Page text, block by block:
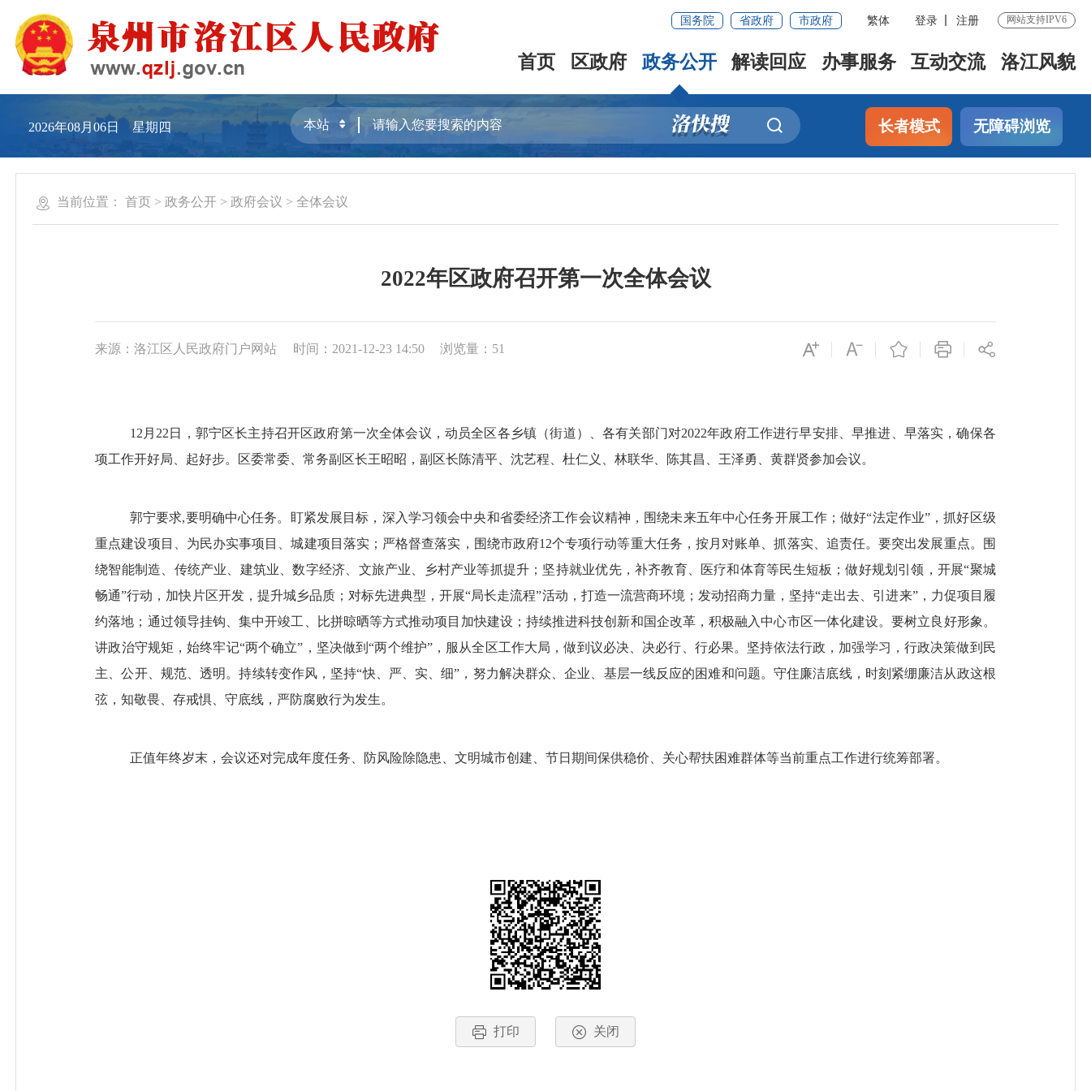
国务院 省政府 市政府 繁体 登录 注册 网站支持IPV6
首页 区政府 政务公开 解读回应 办事服务 互动交流 洛江风貌
2026年08月06日 星期四 长者模式 无障碍浏览
当前位置： 首页 >政务公开 >政府会议 >全体会议
2022年区政府召开第一次全体会议
来源：洛江区人民政府门户网站 时间：2021-12-23 14:50 浏览量： 51
12月22日， 郭宁区长主持召开区政府第一次全体会议，动员全区各乡镇（街道）、各有关部门对2022年政府工作进行早安排、早推进、早落实，确保各
项工作开好局、起好步。
区委常委、常务副区长王昭昭，副区长陈清平、沈艺程、杜仁义、林联华、陈其昌、王泽勇、黄群贤参加会议。
郭宁要求,要明确中心任务。盯紧发展目标，深入学习领会中央和省委经济工作会议精神，围绕未来五年中心任务开展工作；做好“法定作业”，抓好区级
重点建设项目、为民办实事项目、城建项目落实；严格督查落实，围绕市政府12个专项行动等重大任务，按月对账单、抓落实、追责任。要突出发展重点。围
绕智能制造、传统产业、建筑业、数字经济、文旅产业、乡村产业等抓提升；坚持就业优先，补齐教育、医疗和体育等民生短板；做好规划引领，开展“聚城
畅通”行动，加快片区开发，提升城乡品质；对标先进典型，开展“局长走流程”活动，打造一流营商环境；发动招商力量，坚持“走出去、引进来”，力促项目履
约落地；通过领导挂钩、集中开竣工、比拼晾晒等方式推动项目加快建设；持续推进科技创新和国企改革，积极融入中心市区一体化建设。要树立良好形象。
讲政治守规矩，始终牢记“两个确立”，坚决做到“两个维护”，服从全区工作大局，做到议必决、决必行、行必果。坚持依法行政，加强学习，行政决策做到民
主、公开、规范、透明。持续转变作风，坚持“快、严、实、细”，努力解决群众、企业、基层一线反应的困难和问题。守住廉洁底线，时刻紧绷廉洁从政这根
弦，知敬畏、存戒惧、守底线，严防腐败行为发生。
正值年终岁末，会议还对完成年度任务、防风险除隐患、文明城市创建、节日期间保供稳价、关心帮扶困难群体等当前重点工作进行统筹部署。
打印 关闭